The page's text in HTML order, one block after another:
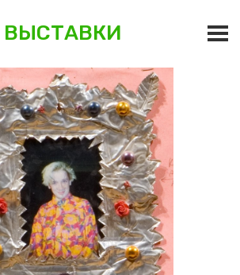
ВЫСТАВКИ